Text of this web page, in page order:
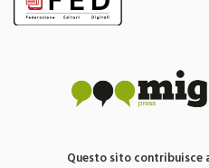
Questo sito contribuisce